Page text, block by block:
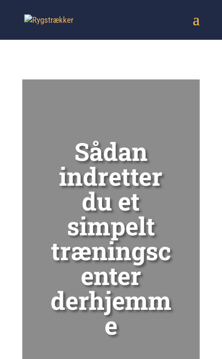
Sådan
indretter
du et
simpelt
træningsc
enter
derhjemm
e